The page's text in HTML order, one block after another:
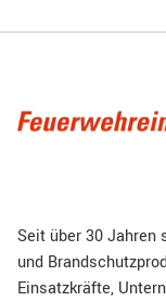
Seit über 30 Jahren
und
Einsatzkräfte,